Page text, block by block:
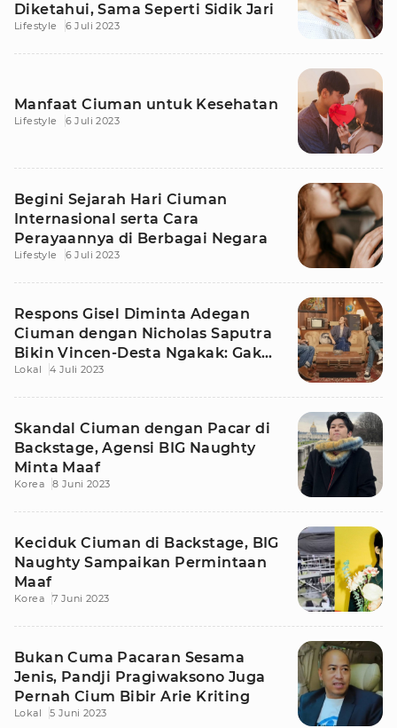
Diketahui, Sama Seperti Sidik Jari
Lifestyle 6 Juli 2023
Manfaat Ciuman untuk Kesehatan
Lifestyle 6 Juli 2023
Begini Sejarah Hari Ciuman
Internasional serta Cara
Perayaannya di Berbagai Negara
Lifestyle 6 Juli 2023
Respons Gisel Diminta Adegan
Ciuman dengan Nicholas Saputra
Bikin Vincen-Desta Ngakak: Gak
Mikir!
Lokal 4 Juli 2023
Skandal Ciuman dengan Pacar di
Backstage, Agensi BIG Naughty
Minta Maaf
Korea 8 Juni 2023
Keciduk Ciuman di Backstage, BIG
Naughty Sampaikan Permintaan
Maaf
Korea 7 Juni 2023
Bukan Cuma Pacaran Sesama
Jenis, Pandji Pragiwaksono Juga
Pernah Cium Bibir Arie Kriting
Lokal 5 Juni 2023